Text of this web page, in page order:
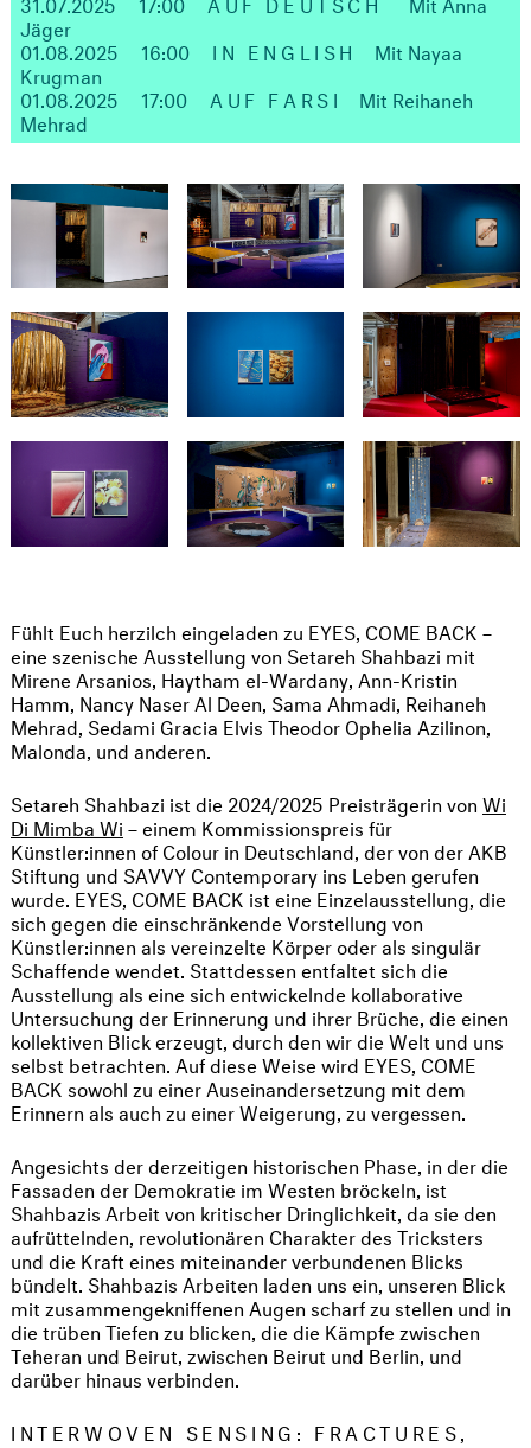
Jäger
01.08.2025
16:00 IN ENGLISH
Mit Nayaa
Krugman
01.08.2025
17:00 AUF FARSI
Mit Reihaneh
Mehrad
Fühlt Euch herzilch eingeladen zu EYES, COME BACK –
eine szenische Ausstellung von Setareh Shahbazi mit
Mirene Arsanios, Haytham el-Wardany, Ann-Kristin
Hamm, Nancy Naser Al Deen, Sama Ahmadi, Reihaneh
Mehrad, Sedami Gracia Elvis Theodor Ophelia Azilinon,
Malonda, und anderen.
Setareh Shahbazi ist die 2024/2025 Preisträgerin von Wi
Di Mimba Wi – einem Kommissionspreis für
Künstler:innen of Colour in Deutschland, der von der AKB
Stiftung und SAVVY Contemporary ins Leben gerufen
wurde. EYES, COME BACK ist eine Einzelausstellung, die
sich gegen die einschränkende Vorstellung von
Künstler:innen als vereinzelte Körper oder als singulär
Schaffende wendet. Stattdessen entfaltet sich die
Ausstellung als eine sich entwickelnde kollaborative
Untersuchung der Erinnerung und ihrer Brüche, die einen
kollektiven Blick erzeugt, durch den wir die Welt und uns
selbst betrachten. Auf diese Weise wird EYES, COME
BACK sowohl zu einer Auseinandersetzung mit dem
Erinnern als auch zu einer Weigerung, zu vergessen.
Angesichts der derzeitigen historischen Phase, in der die
Fassaden der Demokratie im Westen bröckeln, ist
Shahbazis Arbeit von kritischer Dringlichkeit, da sie den
aufrüttelnden, revolutionären Charakter des Tricksters
und die Kraft eines miteinander verbundenen Blicks
bündelt. Shahbazis Arbeiten laden uns ein, unseren Blick
mit zusammengekniffenen Augen scharf zu stellen und in
die trüben Tiefen zu blicken, die die Kämpfe zwischen
Teheran und Beirut, zwischen Beirut und Berlin, und
darüber hinaus verbinden.
INTERWOVEN SENSING: FRACTURES,